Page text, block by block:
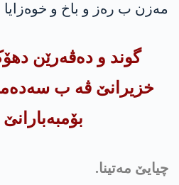
مەزن ب رەز و باخ و
خزیرانێ ڤه‌ ب
چیایێ مه‌تینا.